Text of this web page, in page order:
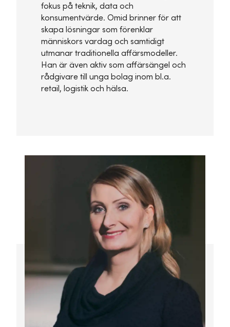
fokus på teknik, data och
konsumentvärde. Omid brinner för att
skapa lösningar som förenklar
människors vardag och samtidigt
utmanar traditionella affärsmodeller.
Han är även aktiv som affärsängel och
rådgivare till unga bolag inom bl.a.
retail, logistik och hälsa.